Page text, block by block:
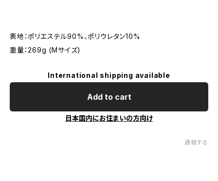
表地：ポリエステル90%、ポリウレタン10%
重量：269g (Mサイズ)
International shipping available
Add to cart
日本国内にお住まいの方向け
通報する